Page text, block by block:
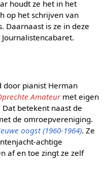
houdt ze het in het
op het schrijven van
Daarnaast is ze in deze
door pianist Herman
Amateurmet eigen
betekent naast de
de omroepvereniging.
oogst (1960-1964). Ze
achtige
af en toe zingt ze zelf